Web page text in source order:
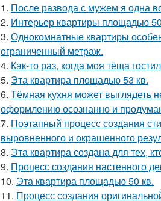
1. После развода с мужем я одна
2. Интерьер квартиры площадью
3. Однокомнатные квартиры
ограниченный метраж.
4. Как-то раз, когда моя тёща
5. Эта квартира площадью 53 кв.
6. Тёмная кухня может выглядеть
оформлению осознанно и
7. Поэтапный процесс создания
выровненного и окрашенного
8. Эта квартира создана для тех,
9. Процесс создания настенного
10. Эта квартира площадью 50 кв.
11. Процесс создания